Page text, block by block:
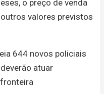
o preço de venda
valores previstos
644 novos policiais
atuar